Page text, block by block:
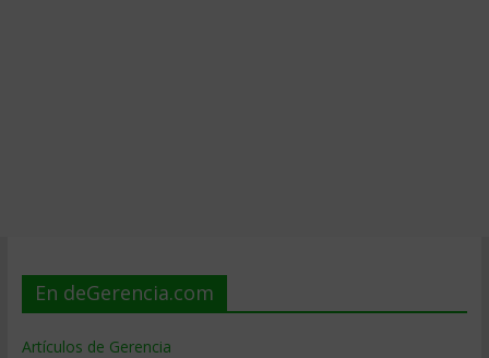
En deGerencia.com
Artículos de Gerencia